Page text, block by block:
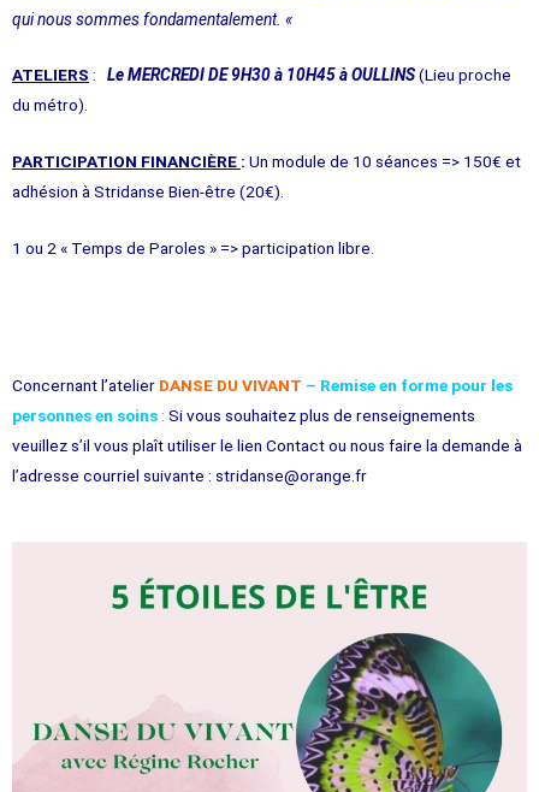
qui nous sommes fondamentalement. «
ATELIERS : Le MERCREDI DE 9H30 à 10H45 à OULLINS(Lieu proche
du métro).
PARTICIPATION FINANCIÈRE : Un module de 10 séances => 150€ et
adhésion à Stridanse Bien-être (20€).
1 ou 2 « Temps de Paroles » => participation libre.
Concernant l’atelier DANSE DU VIVANT – Remise en forme pour les
personnes en soins : Si vous souhaitez plus de renseignements
veuillez s’il vous plaît utiliser le lien Contact ou nous faire la demande à
l’adresse courriel suivante : stridanse@orange.fr